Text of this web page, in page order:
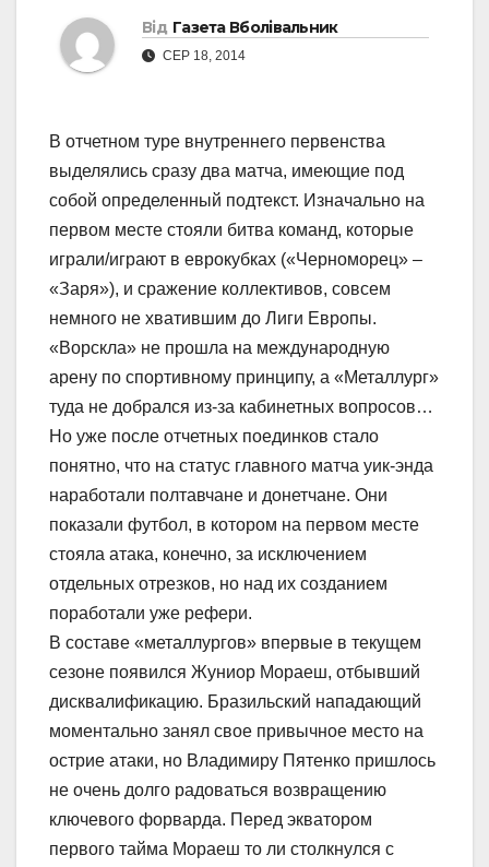
Від Газета Вболівальник
СЕР 18, 2014
В отчетном туре внутреннего первенства
выделялись сразу два матча, имеющие под
собой определенный подтекст. Изначально на
первом месте стояли битва команд, которые
играли/играют в еврокубках («Черноморец» –
«Заря»), и сражение коллективов, совсем
немного не хватившим до Лиги Европы.
«Ворскла» не прошла на международную
арену по спортивному принципу, а «Металлург»
туда не добрался из-за кабинетных вопросов…
Но уже после отчетных поединков стало
понятно, что на статус главного матча уик-энда
наработали полтавчане и донетчане. Они
показали футбол, в котором на первом месте
стояла атака, конечно, за исключением
отдельных отрезков, но над их созданием
поработали уже рефери.
В составе «металлургов» впервые в текущем
сезоне появился Жуниор Мораеш, отбывший
дисквалификацию. Бразильский нападающий
моментально занял свое привычное место на
острие атаки, но Владимиру Пятенко пришлось
не очень долго радоваться возвращению
ключевого форварда. Перед экватором
первого тайма Мораеш то ли столкнулся с